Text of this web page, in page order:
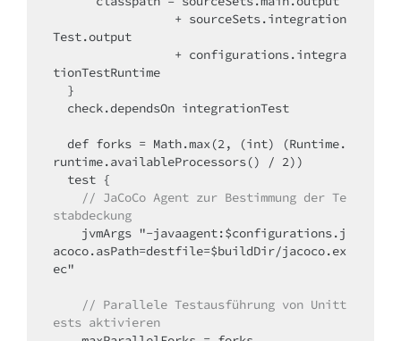
Test.output
tionTestRuntime
runtime.availableProcessors() / 2))
// JaCoCo Agent zur Bestimmung der Te
stabdeckung
acoco.asPath=destfile=$buildDir/jacoco.ex
ec"
// Parallele Testausführung von Unitt
ests aktivieren